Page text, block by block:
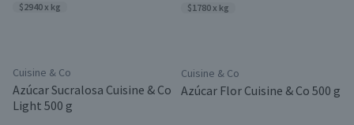
$2940 x kg
Cuisine & Co
Azúcar Sucralosa Cuisine & Co
Light 500 g
$1780 x kg
Cuisine & Co
Azúcar Flor Cuisine & Co 500 g